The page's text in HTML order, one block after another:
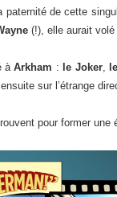
de cette
(!), elle aurait volé
àArkham : le Joker,
sur l’étrange
pour former une